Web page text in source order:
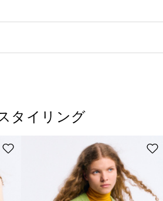
タイリング